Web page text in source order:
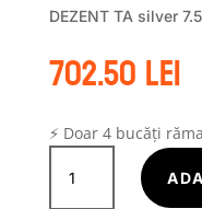
DEZENT TA silver
702.50lei
⚡ Doar 4 bucăți
Cantitate
Janta